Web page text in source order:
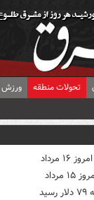
تحولات منطقه ورزش
مرداد